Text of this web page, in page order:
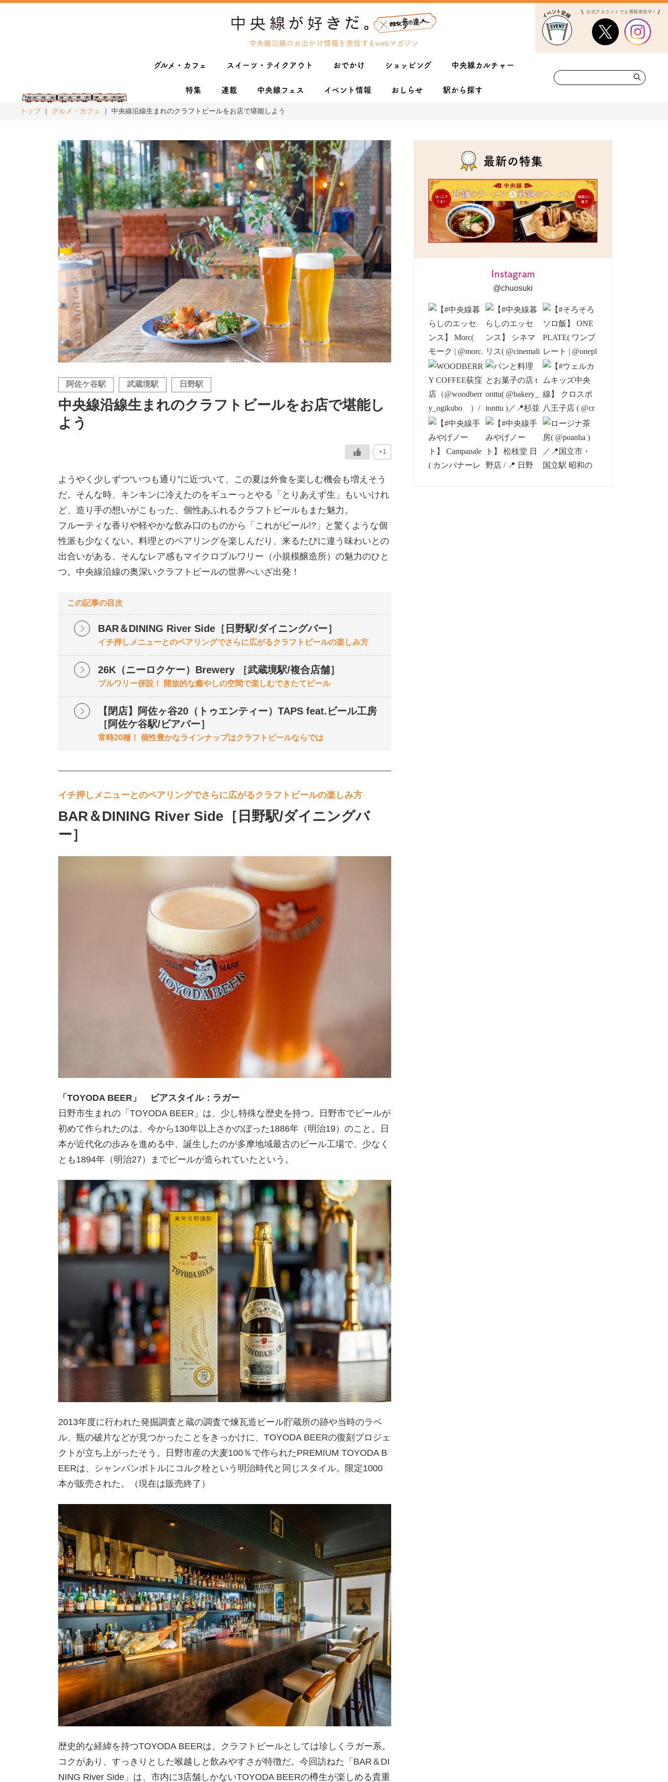
中央線沿線のお出かけ情報を発信するwebマガジン
公式アカウントでも情報発信中！
グルメ・カフェ スイーツ・テイクアウト おでかけ ショッピング 中央線カルチャー
特集 連載 中央線フェス イベント情報 おしらせ 駅から探す
トップ グルメ・カフェ 中央線沿線生まれのクラフトビールをお店で堪能しよう
阿佐ケ谷駅 武蔵境駅 日野駅
中央線沿線生まれのクラフトビールをお店で堪能し
よう
+1
ようやく少しずつ“いつも通り”に近づいて、この夏は外食を楽しむ機会も増えそう
だ。そんな時、キンキンに冷えたのをギューっとやる「とりあえず生」もいいけれ
ど、造り手の想いがこもった、個性あふれるクラフトビールもまた魅力。
フルーティな香りや軽やかな飲み口のものから「これがビール!?」と驚くような個
性派も少なくない。料理とのペアリングを楽しんだり、来るたびに違う味わいとの
出合いがある、そんなレア感もマイクロブルワリー（小規模醸造所）の魅力のひと
つ。中央線沿線の奥深いクラフトビールの世界へいざ出発！
この記事の目次
BAR＆DINING River Side［日野駅/ダイニングバー］
イチ押しメニューとのペアリングでさらに広がるクラフトビールの楽しみ方
26K（ニーロクケー）Brewery ［武蔵境駅/複合店舗］
ブルワリー併設！ 開放的な癒やしの空間で楽しむできたてビール
【閉店】阿佐ヶ谷20（トゥエンティー）TAPS feat.ビール工房
［阿佐ケ谷駅/ビアバー］
常時20種！ 個性豊かなラインナップはクラフトビールならでは
イチ押しメニューとのペアリングでさらに広がるクラフトビールの楽しみ方
BAR＆DINING River Side［日野駅/ダイニングバ
ー］
「TOYODA BEER」 ビアスタイル：ラガー
日野市生まれの「TOYODA BEER」は、少し特殊な歴史を持つ。日野市でビールが
初めて作られたのは、今から130年以上さかのぼった1886年（明治19）のこと。日
本が近代化の歩みを進める中、誕生したのが多摩地域最古のビール工場で、少なく
とも1894年（明治27）までビールが造られていたという。
2013年度に行われた発掘調査と蔵の調査で煉瓦造ビール貯蔵所の跡や当時のラベ
ル、瓶の破片などが見つかったことをきっかけに、TOYODA BEERの復刻プロジェ
クトが立ち上がったそう。日野市産の大麦100％で作られたPREMIUM TOYODA B
EERは、シャンパンボトルにコルク栓という明治時代と同じスタイル。限定1000
本が販売された。（現在は販売終了）
歴史的な経緯を持つTOYODA BEERは、クラフトビールとしては珍しくラガー系。
コクがあり、すっきりとした喉越しと飲みやすさが特徴だ。今回訪ねた「BAR＆DI
NING River Side」は、市内に3店舗しかないTOYODA BEERの樽生が楽しめる貴重
最新の特集
Instagram
@chuosuki